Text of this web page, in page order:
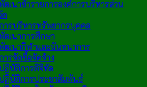
ฒนาข้าราชการองค์การบริหารส่วน
ด
ารบริหารทรัพยากรบุคคล
ฒนาการศึกษา
ฒนากีฬาและนันทนาการ
ารจัดซื้อจัดจ้าง
ฏิบัติการดิจิทัล
ฏิบัติการประชาสัมพันธ์